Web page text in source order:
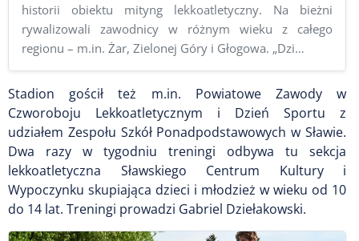
historii obiektu mityng lekkoatletyczny. Na bieżni
rywalizowali zawodnicy w różnym wieku z całego
regionu – m.in. Żar, Zielonej Góry i Głogowa. „Dzi…
Stadion gościł też m.in. Powiatowe Zawody w
Czworoboju Lekkoatletycznym i Dzień Sportu z
udziałem Zespołu Szkół Ponadpodstawowych w Sławie.
Dwa razy w tygodniu treningi odbywa tu sekcja
lekkoatletyczna Sławskiego Centrum Kultury i
Wypoczynku skupiająca dzieci i młodzież w wieku od 10
do 14 lat. Treningi prowadzi Gabriel Dziełakowski.